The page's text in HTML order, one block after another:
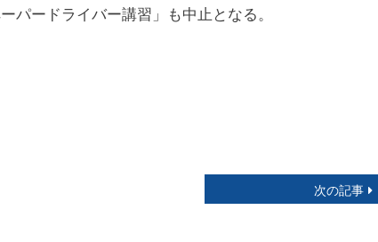
パードライバー講習」も中止となる。
次の記事